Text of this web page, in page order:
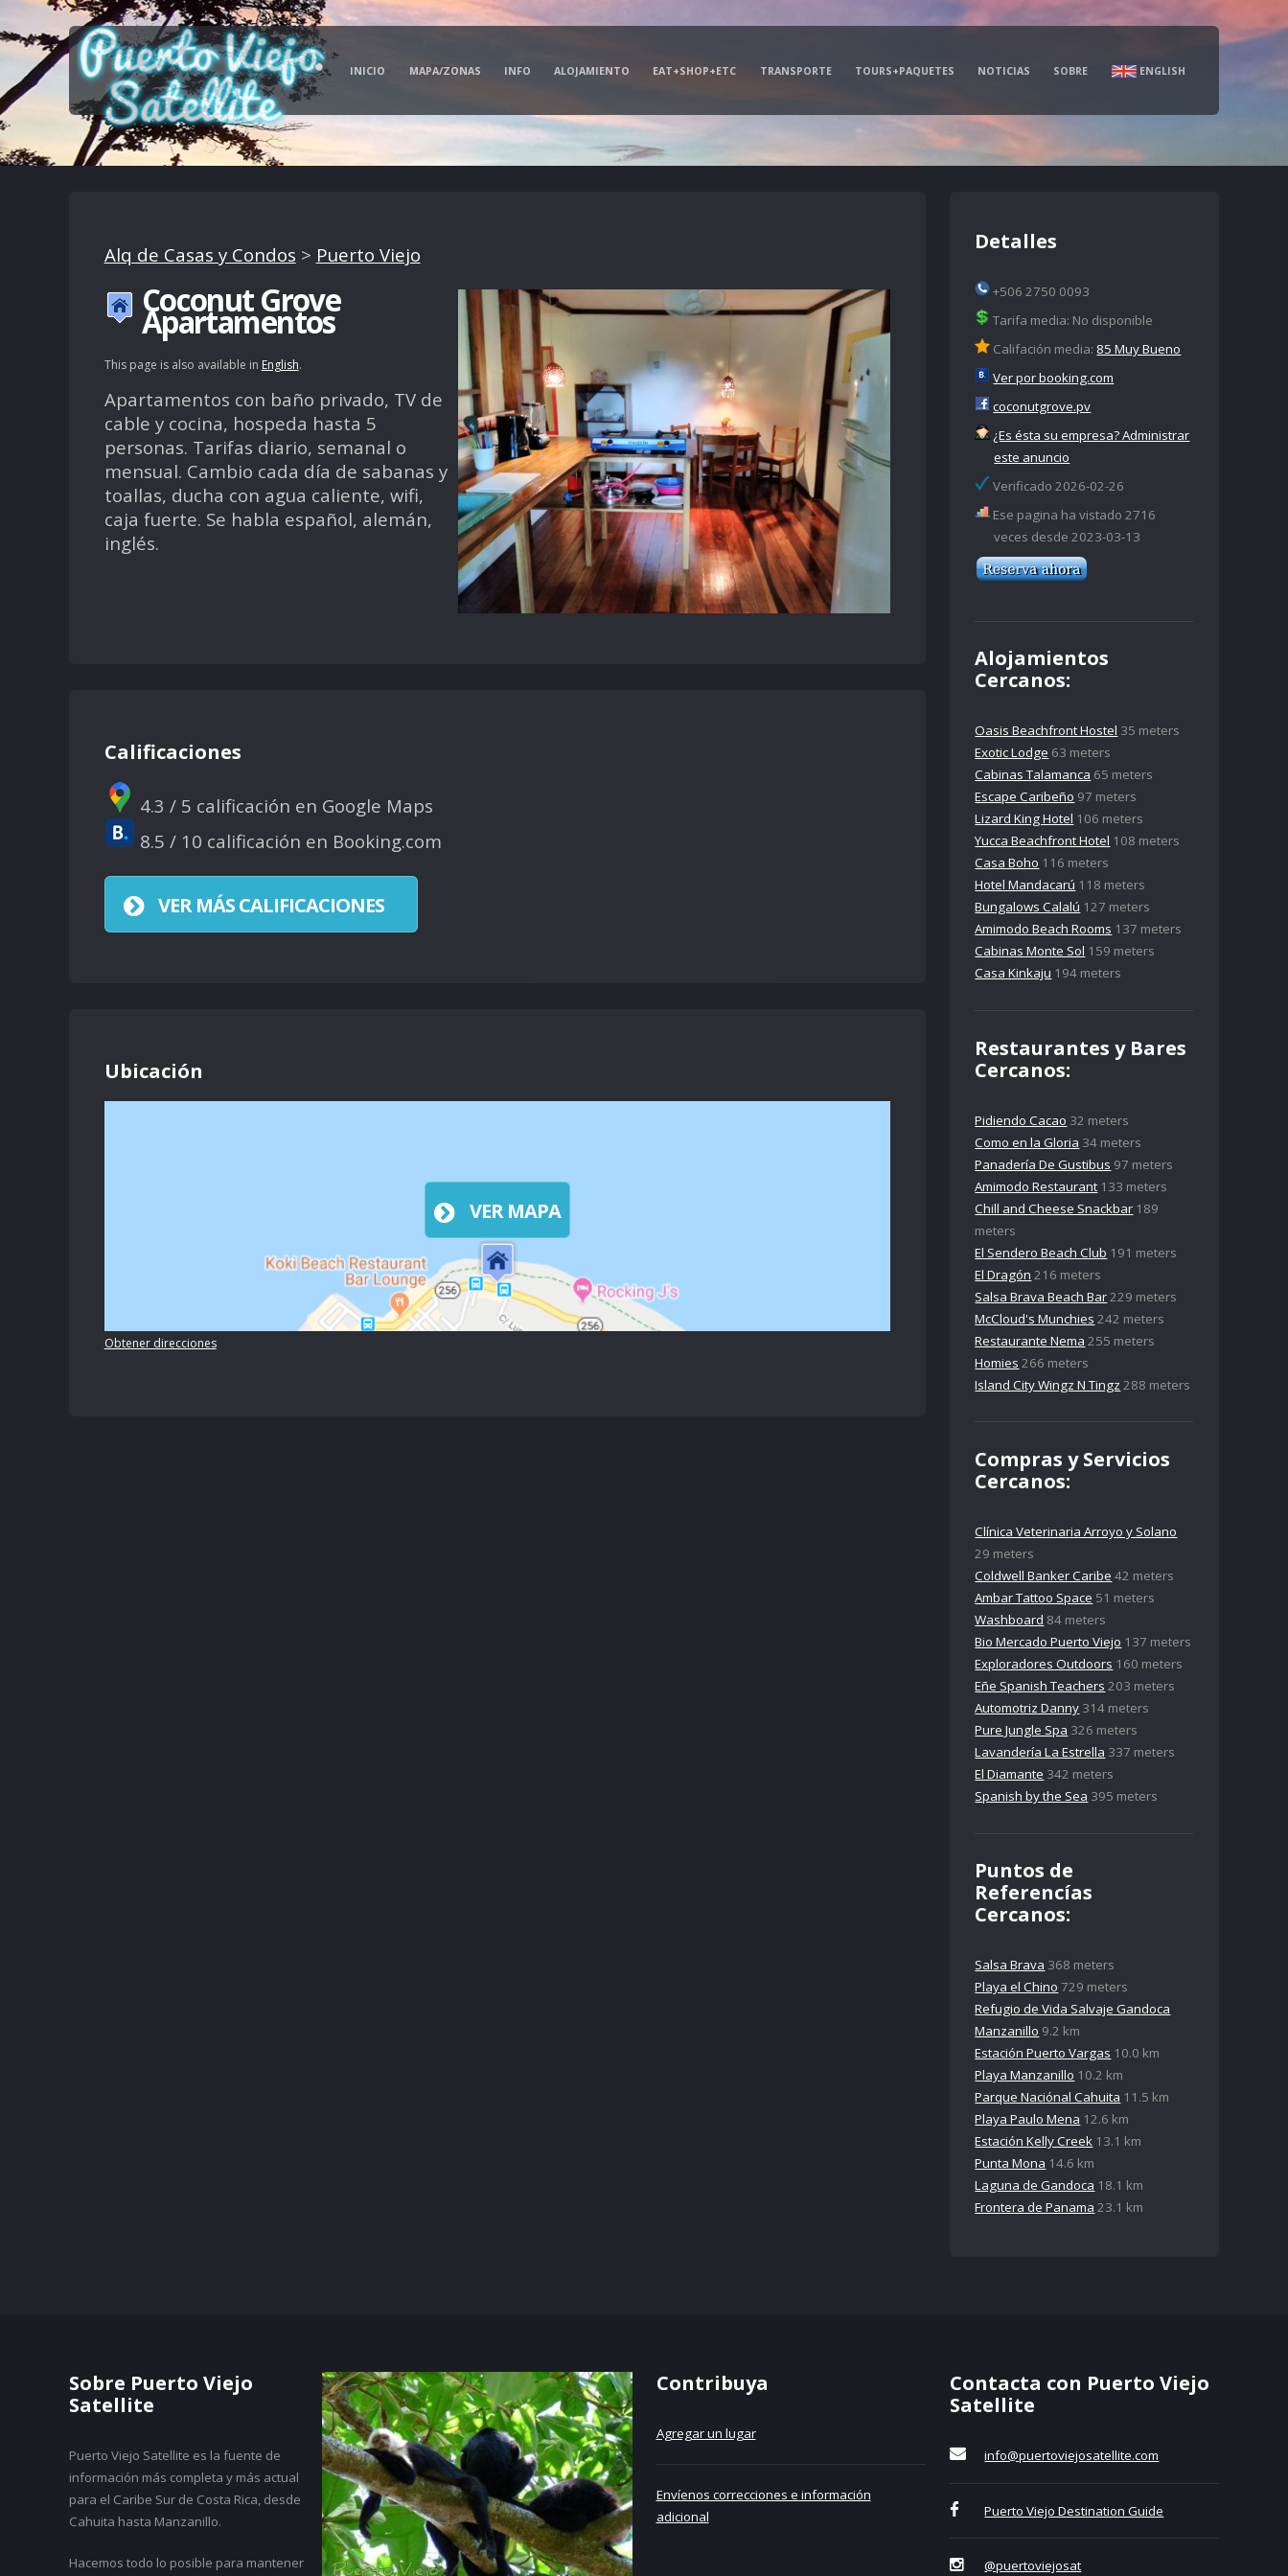
INICIO MAPA/ZONAS INFO ALOJAMIENTO EAT+SHOP+ETC TRANSPORTE TOURS+PAQUETES NOTICIAS SOBRE ENGLISH
Alq de Casas y Condos > Puerto Viejo
Coconut Grove
Apartamentos
This page is also available in English.
Apartamentos con baño privado, TV de
cable y cocina, hospeda hasta 5
personas. Tarifas diario, semanal o
mensual. Cambio cada día de sabanas y
toallas, ducha con agua caliente, wifi,
caja fuerte. Se habla español, alemán,
inglés.
Calificaciones
4.3 / 5 calificación en Google Maps
8.5 / 10 calificación en Booking.com
VER MÁS CALIFICACIONES
Ubicación
VER MAPA
Obtener direcciones
Detalles
+506 2750 0093
Tarifa media: No disponible
Califación media: 85 Muy Bueno
Ver por booking.com
coconutgrove.pv
¿Es ésta su empresa? Administrar
este anuncio
Verificado 2026-02-26
Ese pagina ha vistado 2716
veces desde 2023-03-13
Alojamientos
Cercanos:
Oasis Beachfront Hostel 35 meters
Exotic Lodge 63 meters
Cabinas Talamanca 65 meters
Escape Caribeño 97 meters
Lizard King Hotel 106 meters
Yucca Beachfront Hotel 108 meters
Casa Boho 116 meters
Hotel Mandacarú 118 meters
Bungalows Calalú 127 meters
Amimodo Beach Rooms 137 meters
Cabinas Monte Sol 159 meters
Casa Kinkaju 194 meters
Restaurantes y Bares
Cercanos:
Pidiendo Cacao 32 meters
Como en la Gloria 34 meters
Panadería De Gustibus 97 meters
Amimodo Restaurant 133 meters
Chill and Cheese Snackbar 189
meters
El Sendero Beach Club 191 meters
El Dragón 216 meters
Salsa Brava Beach Bar229 meters
McCloud's Munchies 242 meters
Restaurante Nema 255 meters
Homies 266 meters
Island City Wingz N Tingz 288 meters
Compras y Servicios
Cercanos:
Clínica Veterinaria Arroyo y Solano
29 meters
Coldwell Banker Caribe 42 meters
Ambar Tattoo Space 51 meters
Washboard 84 meters
Bio Mercado Puerto Viejo 137 meters
Exploradores Outdoors 160 meters
Eñe Spanish Teachers 203 meters
Automotriz Danny 314 meters
Pure Jungle Spa 326 meters
Lavandería La Estrella 337 meters
El Diamante 342 meters
Spanish by the Sea 395 meters
Puntos de
Referencías
Cercanos:
Salsa Brava 368 meters
Playa el Chino 729 meters
Refugio de Vida Salvaje Gandoca
Manzanillo 9.2 km
Estación Puerto Vargas 10.0 km
Playa Manzanillo 10.2 km
Parque Naciónal Cahuita 11.5 km
Playa Paulo Mena 12.6 km
Estación Kelly Creek 13.1 km
Punta Mona 14.6 km
Laguna de Gandoca 18.1 km
Frontera de Panama 23.1 km
Sobre Puerto Viejo
Satellite
Puerto Viejo Satellite es la fuente de
información más completa y más actual
para el Caribe Sur de Costa Rica, desde
Cahuita hasta Manzanillo.
Hacemos todo lo posible para mantener
Contribuya
Agregar un lugar
Envíenos correcciones e información
adicional
Contacta con Puerto Viejo
Satellite
info@puertoviejosatellite.com
Puerto Viejo Destination Guide
@puertoviejosat